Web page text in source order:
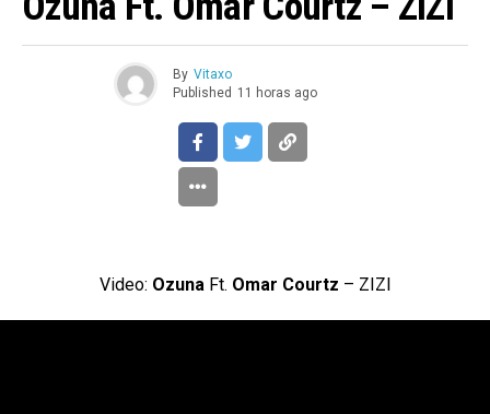
By Vitaxo
Published 11 horas ago
Video: Ozuna Ft. Omar Courtz – ZIZI